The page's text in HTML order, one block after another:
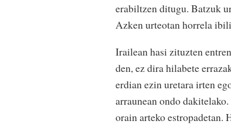
erabiltzen ditugu. Batzuk
Azken urteotan horrela
Irailean hasi zituzten
den, ez dira hilabete
erdian ezin uretara irten
arraunean ondo
orain arteko estropadetan.